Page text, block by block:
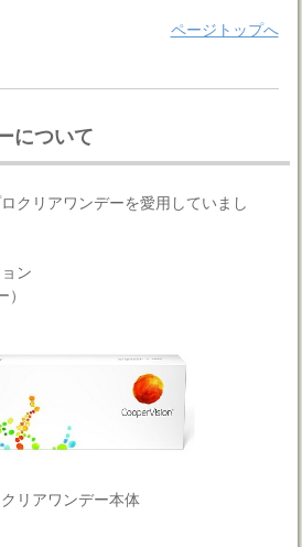
ページトップへ
について
クリアワンデーを愛用していまし
ン
リアワンデー本体